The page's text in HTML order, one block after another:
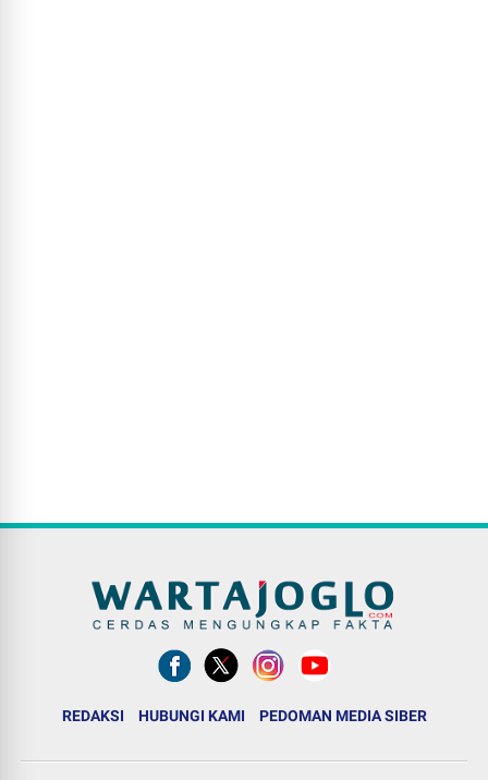
REDAKSI HUBUNGI KAMI PEDOMAN MEDIA SIBER